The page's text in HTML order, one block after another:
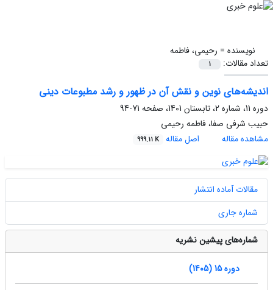
نویسنده = رحیمی، فاطمه
تعداد مقالات:
1
اندیشه‌های نوین و نقش آن در ظهور و رشد مطبوعات دینی
دوره 11، شماره 2، تابستان 1401، صفحه
71-94
حبیب شرفی صفا، فاطمه رحیمی
مشاهده مقاله
اصل مقاله 999.11 K
مقالات آماده انتشار
شماره جاری
شماره‌های پیشین نشریه
دوره 15 (1405)